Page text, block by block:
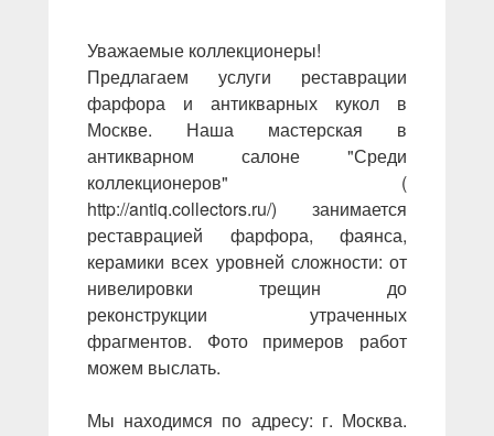
Уважаемые коллекционеры!
Предлагаем услуги реставрации
фарфора и антикварных кукол в
Москве. Наша мастерская в
антикварном салоне "Среди
коллекционеров" (
http://antiq.collectors.ru/) занимается
реставрацией фарфора, фаянса,
керамики всех уровней сложности: от
нивелировки трещин до
реконструкции утраченных
фрагментов. Фото примеров работ
можем выслать.
Мы находимся по адресу: г. Москва.